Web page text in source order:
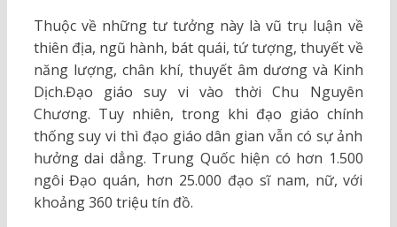
Thuộc về những tư tưởng này là vũ trụ luận về
thiên địa, ngũ hành, bát quái, tứ tượng, thuyết về
năng lượng, chân khí, thuyết âm dương và Kinh
Dịch.Đạo giáo suy vi vào thời Chu Nguyên
Chương. Tuy nhiên, trong khi đạo giáo chính
thống suy vi thì đạo giáo dân gian vẫn có sự ảnh
hưởng dai dẳng. Trung Quốc hiện có hơn 1.500
ngôi Đạo quán, hơn 25.000 đạo sĩ nam, nữ, với
khoảng 360 triệu tín đồ.